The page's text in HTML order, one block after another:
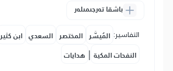
باشقا تەرجىمىلەر
التفاسير: المُيسَّر المختصر السعدي ابن كثير
النفحات المكية | هدايات